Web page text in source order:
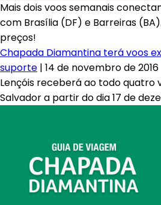
Mais dois voos semanais
com Brasília (DF) e Barreiras
preços!
Chapada Diamantina terá voos
suporte | 14 de novembro de 2016
Lençóis receberá ao todo quatro
Salvador a partir do dia 17 de